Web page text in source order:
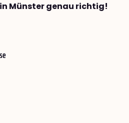
Münster genau richtig!